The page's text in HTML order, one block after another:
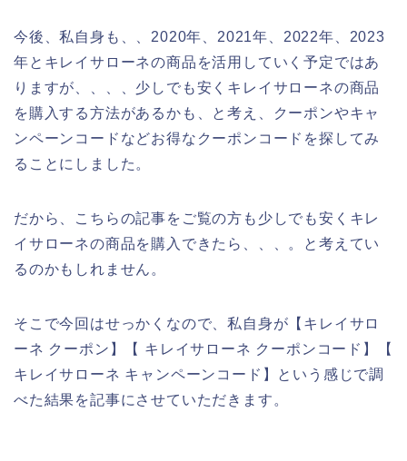
今後、私自身も、、2020年、2021年、2022年、2023
年とキレイサローネの商品を活用していく予定ではあ
りますが、、、、少しでも安くキレイサローネの商品
を購入する方法があるかも、と考え、クーポンやキャ
ンペーンコードなどお得なクーポンコードを探してみ
ることにしました。
だから、こちらの記事をご覧の方も少しでも安くキレ
イサローネの商品を購入できたら、、、。と考えてい
るのかもしれません。
そこで今回はせっかくなので、私自身が【キレイサロ
ーネ クーポン】【 キレイサローネ クーポンコード】【
キレイサローネ キャンペーンコード】という感じで調
べた結果を記事にさせていただきます。